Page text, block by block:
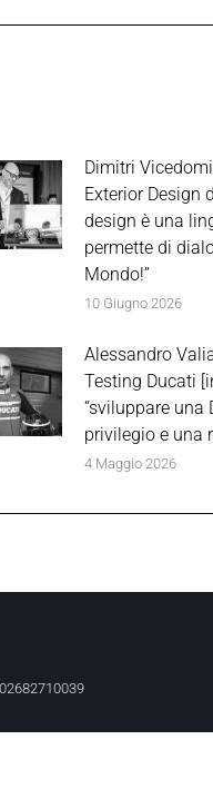
Dimitri
Exterior Design
design è una
permette di
Mondo!”
10 Giugno 2026
Alessandro
Testing Ducati
“sviluppare una
privilegio e una
4 Maggio 2026